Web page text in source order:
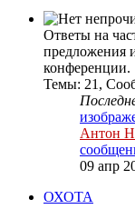
Ответы на
предложения
конференции.
Темы: 21,
Антон
09 апр
ОХОТА